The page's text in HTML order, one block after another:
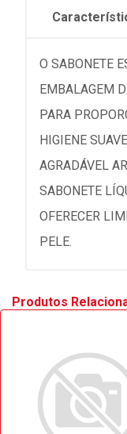
O SABONETE
EMBALAGEM
PARA
HIGIENE
AGRADÁVEL
SABONETE
OFERECER
PELE.
Produtos